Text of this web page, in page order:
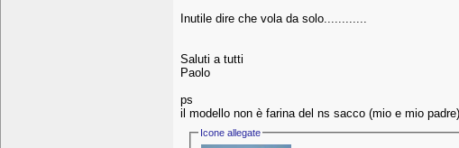
Inutile dire che vola da solo............
Saluti a tutti
Paolo
ps
il modello non è farina del ns sacco (mio e mio
Icone allegate